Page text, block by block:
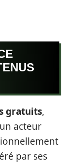
gratuits,
acteur
par ses